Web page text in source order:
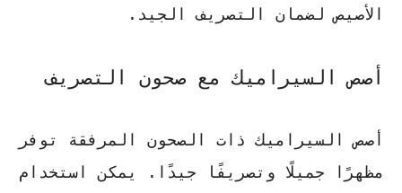
الأصيصلضمان التصريف الجيد.
أصص السيراميك مع صحون التصريف
أصص السيراميك ذات الصحون المرفقة توفر
مظهرًا جميلًا وتصريفًا جيدًا. يمكن استخدام